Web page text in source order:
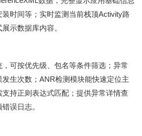
时间等；实时监测当前栈顶Activity路
示数据库内容。
可按优先级、包名等条件筛选；异常
生次数；ANR检测模块能快速定位主
持正则表达式匹配；提供异常详情查
误日志。